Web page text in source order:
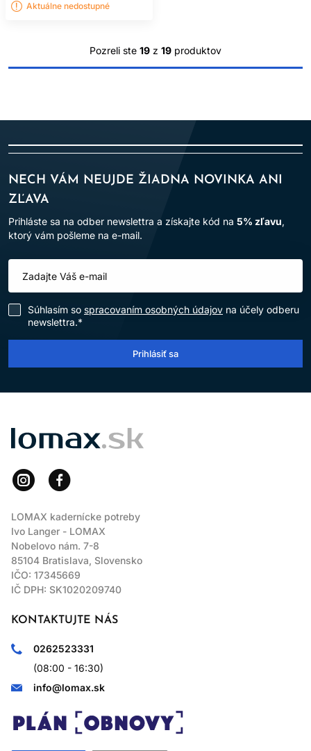
Aktuálne nedostupné
Pozreli ste 19 z 19 produktov
NECH VÁM NEUJDE ŽIADNA NOVINKA ANI
ZĽAVA
Prihláste sa na odber newslettra a získajte kód na 5% zľavu,
ktorý vám pošleme na e-mail.
Súhlasím so spracovaním osobných údajov na účely odberu
newslettra.*
Prihlásiť sa
LOMAX
LOMAX kadernícke potreby
Ivo Langer - LOMAX
Nobelovo nám. 7-8
85104 Bratislava, Slovensko
IČO: 17345669
IČ DPH: SK1020209740
KONTAKTUJTE NÁS
0262523331
(08:00 - 16:30)
info@lomax.sk